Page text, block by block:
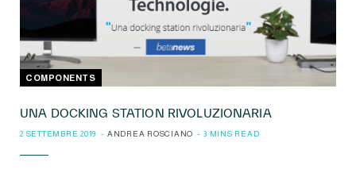
COMPONENTS
UNA DOCKING STATION RIVOLUZIONARIA
2 SETTEMBRE 2019 ANDREA ROSCIANO 3 MINS READ